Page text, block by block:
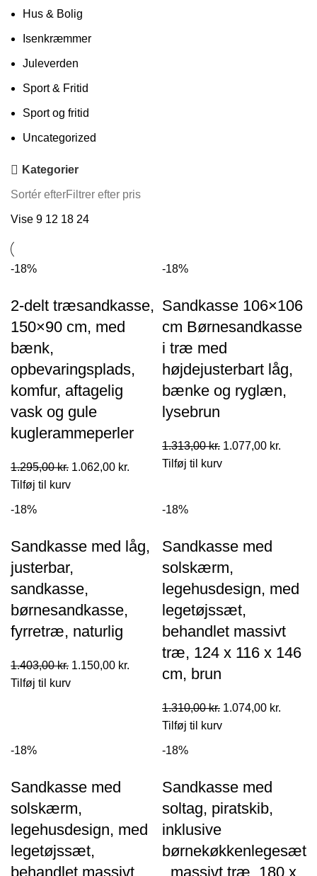
Hus & Bolig
Isenkræmmer
Juleverden
Sport & Fritid
Sport og fritid
Uncategorized
Kategorier
Sortér efterFiltrer efter pris
Vise 9 12 18 24
-18%
2-delt træsandkasse,
150×90 cm, med
bænk,
opbevaringsplads,
komfur, aftagelig
vask og gule
kuglerammeperler
1.295,00kr. Den
1.295,00 kr..
1.062,00 kr.
1.062,00 kr..
Tilføj til kurv
-18%
Sandkasse 106×106
cm Børnesandkasse
i træ med
højdejusterbart låg,
bænke og ryglæn,
lysebrun
1.313,00kr. Den
1.077,00 kr.
Tilføj til kurv
-18%
Sandkasse med låg,
justerbar,
sandkasse,
børnesandkasse,
fyrretræ, naturlig
1.403,00kr. Den
1.150,00 kr.
aktuelle
1.150,00 kr..
Tilføj til kurv
-18%
Sandkasse med
solskærm,
legehusdesign, med
legetøjssæt,
behandlet massivt
træ, 124 x 116 x 146
cm, brun
1.310,00kr. Den
1.074,00 kr.
Tilføj til kurv
-18%
Sandkasse med
solskærm,
legehusdesign, med
legetøjssæt,
behandlet massivt
-18%
Sandkasse med
soltag, piratskib,
inklusive
børnekøkkenlegesæt
, massivt træ, 180 x